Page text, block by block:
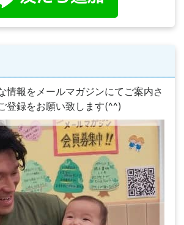
情報をメールマガジンにてご案内さ
登録をお願い致します(^^)